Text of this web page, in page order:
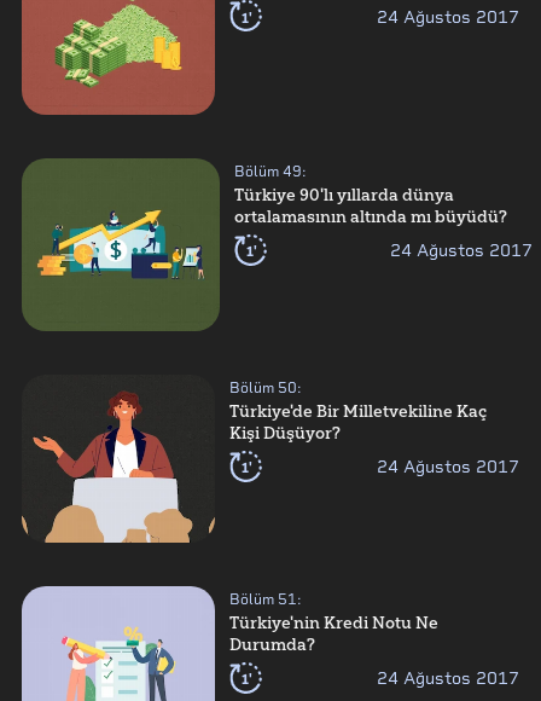
1' 24 Ağustos 2017
Bölüm49:
Türkiye 90'lı yıllarda dünya
ortalamasının altında mı büyüdü?
1' 24 Ağustos 2017
Bölüm 50:
Türkiye'de Bir Milletvekiline Kaç
Kişi Düşüyor?
1' 24 Ağustos 2017
Bölüm 51:
Türkiye'nin Kredi Notu Ne
Durumda?
1' 24 Ağustos 2017